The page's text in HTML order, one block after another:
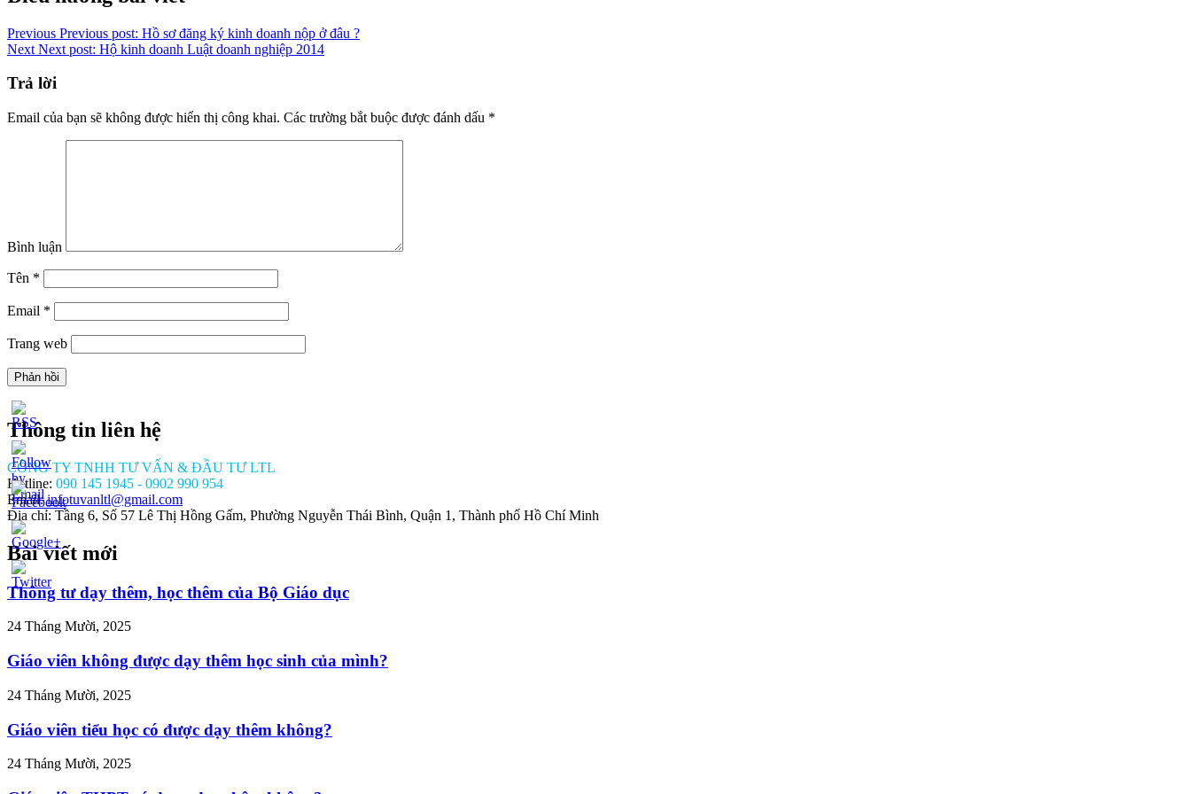
Previous Previous post: Hồ sơ đăng ký kinh doanh nộp ở đâu ?
Next Next post: Hộ kinh doanh Luật doanh nghiệp 2014
Trả lời
Email của bạn sẽ không được hiển thị công khai. Các trường bắt buộc được đánh dấu *
Bình luận
Tên *
Email *
Trang web
ho-
Thông tin liên hệ
CÔNG TY TNHH TƯ VẤN & ĐẦU TƯ LTL
Hotline: 090 145 1945 - 0902 990 954
Email:infotuvanltl@gmail.com
Địa chỉ: Tầng 6, Số 57 Lê Thị Hồng Gấm, Phường Nguyễn Thái Bình, Quận 1, Thành phố Hồ Chí Minh
Bài viết mới
Thông tư dạy thêm, học thêm của Bộ Giáo dục
24 Tháng Mười, 2025
Giáo viên không được dạy thêm học sinh của mình?
24 Tháng Mười, 2025
Giáo viên tiểu học có được dạy thêm không?
24 Tháng Mười, 2025